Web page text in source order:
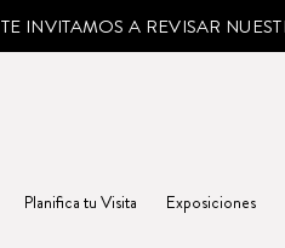
TE INVITAMOS A REVISAR
Planifica tu Visita Exposiciones